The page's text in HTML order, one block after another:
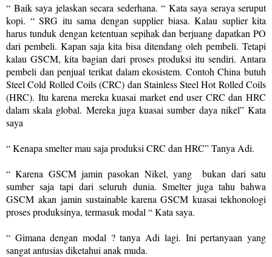
“ Baik saya jelaskan secara sederhana. “ Kata saya seraya seruput
kopi. “ SRG itu sama dengan supplier biasa. Kalau suplier kita
harus tunduk dengan ketentuan sepihak dan berjuang dapatkan PO
dari pembeli. Kapan saja kita bisa ditendang oleh pembeli. Tetapi
kalau GSCM, kita bagian dari proses produksi itu sendiri. Antara
pembeli dan penjual terikat dalam ekosistem. Contoh China butuh
Steel Cold Rolled Coils (CRC) dan Stainless Steel Hot Rolled Coils
(HRC). Itu karena mereka kuasai market end user CRC dan HRC
dalam skala global. Mereka juga kuasai sumber daya nikel” Kata
saya
“ Kenapa smelter mau saja produksi CRC dan HRC” Tanya Adi.
“ Karena GSCM jamin pasokan Nikel, yang bukan dari satu
sumber saja tapi dari seluruh dunia. Smelter juga tahu bahwa
GSCMakan jamin sustainable karena GSCM kuasai tekhonologi
proses produksinya, termasuk modal “ Kata saya.
“ Gimana dengan modal ? tanya Adi lagi. Ini pertanyaan yang
sangat antusias diketahui anak muda.